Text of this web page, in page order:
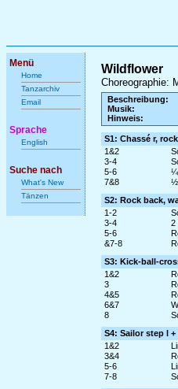
Menü
Home
Tanzarchiv
Email
Sprache
English
Suche nach
What's New
Tänzen
Wildflower
Choreographie:
Beschreibung:
Musik:
Hinweis:
S1: Chassé r,
1&2
3-4
5-6
¼
7&8
½
S2: Rock back,
1-2
3-4
2
5-6
&7-8
S3: Kick-ball-
1&2
3
4&5
6&7
8
S4: Sailor step l
1&2
3&4
5-6
7-8